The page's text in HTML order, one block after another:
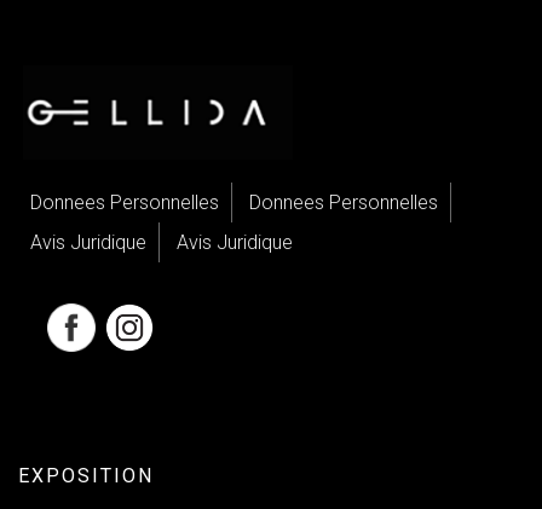
Donnees Personnelles
Donnees Personnelles
Avis Juridique
Avis Juridique
EXPOSITION